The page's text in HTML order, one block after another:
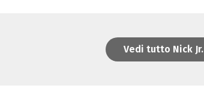
Vedi tutto Nick Jr.